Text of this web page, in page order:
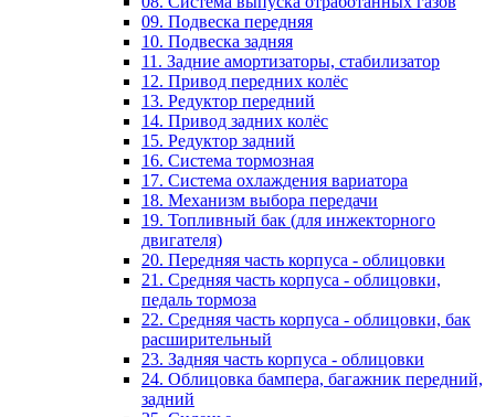
09. Подвеска передняя
10. Подвеска задняя
11. Задние амортизаторы, стабилизатор
12. Привод передних колёс
13. Редуктор передний
14. Привод задних колёс
15. Редуктор задний
16. Система тормозная
17. Система охлаждения вариатора
18. Механизм выбора передачи
19. Топливный бак (для инжекторного
двигателя)
20. Передняя часть корпуса - облицовки
21. Средняя часть корпуса - облицовки,
педаль тормоза
22. Средняя часть корпуса - облицовки, бак
расширительный
23. Задняя часть корпуса - облицовки
24. Облицовка бампера, багажник передний,
задний